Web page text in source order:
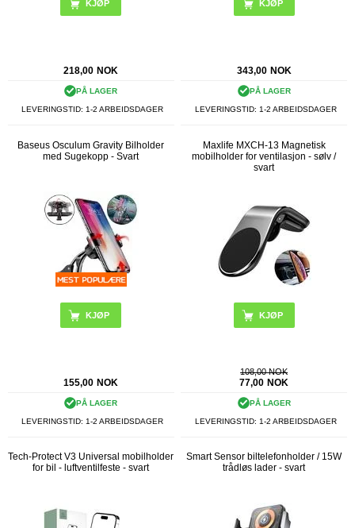
218,00 NOK
PÅ LAGER
LEVERINGSTID: 1-2 ARBEIDSDAGER
343,00 NOK
PÅ LAGER
LEVERINGSTID: 1-2 ARBEIDSDAGER
Baseus Osculum Gravity Bilholder
med Sugekopp - Svart
155,00 NOK
PÅ LAGER
LEVERINGSTID: 1-2 ARBEIDSDAGER
Maxlife MXCH-13 Magnetisk
mobilholder for ventilasjon - sølv /
svart
108,00 NOK
77,00 NOK
PÅ LAGER
LEVERINGSTID: 1-2 ARBEIDSDAGER
Tech-Protect V3 Universal mobilholder
for bil - luftventilfeste - svart
Smart Sensor biltelefonholder / 15W
trådløs lader - svart